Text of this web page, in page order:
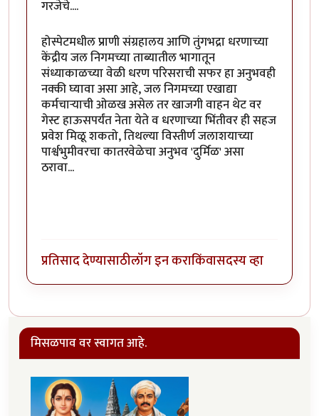
गरजेचे....
होस्पेटमधील प्राणी संग्रहालय आणि तुंगभद्रा धरणाच्या
केंद्रीय जल निगमच्या ताब्यातील भागातून
संध्याकाळच्या वेळी धरण परिसराची सफर हा अनुभवही
नक्की घ्यावा असा आहे, जल निगमच्या एखाद्या
कर्मचाऱ्याची ओळख असेल तर खाजगी वाहन थेट वर
गेस्ट हाऊसपर्यंत नेता येते व धरणाच्या भिंतीवर ही सहज
प्रवेश मिळू शकतो, तिथल्या विस्तीर्ण जलाशयाच्या
पार्श्वभुमीवरचा कातरवेळेचा अनुभव 'दुर्मिळ' असा
ठरावा...
प्रतिसाद देण्यासाठीलॉग इन कराकिंवासदस्य व्हा
मिसळपाव वर स्वागत आहे.